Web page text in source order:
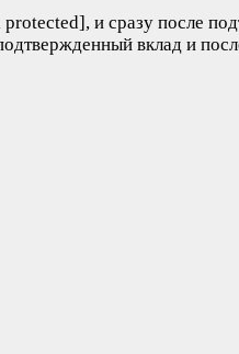
и сразу после
вклад и